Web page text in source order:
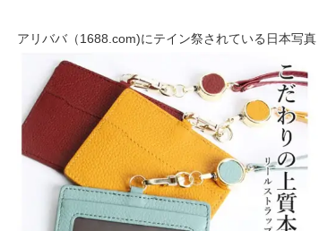
アリババ（1688.com)にテイン祭されている日本写真